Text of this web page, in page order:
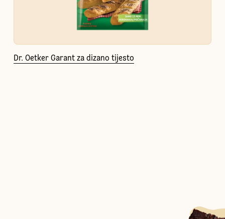
Dr. Oetker Garant za dizano tijesto